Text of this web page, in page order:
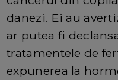
danezi. Ei au
ar putea fi
tratamentele de
expunerea la